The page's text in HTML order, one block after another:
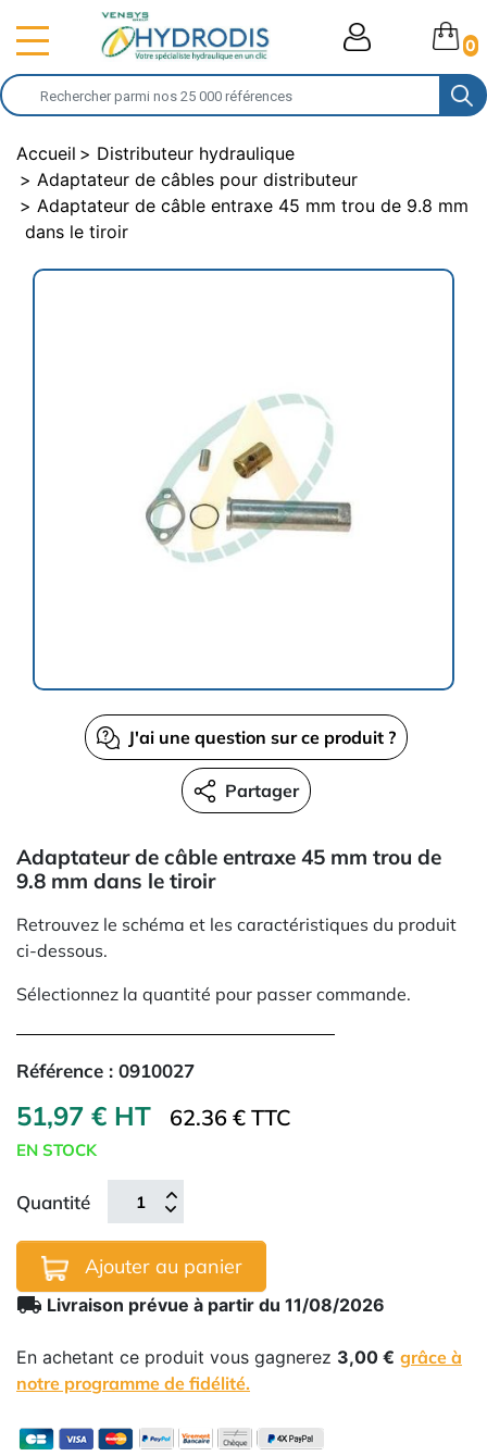
0
Accueil
Distributeur hydraulique
Adaptateur de câbles pour distributeur
Adaptateur de câble entraxe 45 mm trou de 9.8 mm
dans le tiroir
J'ai une question sur ce produit ?
Partager
Adaptateur de câble entraxe 45 mm trou de
9.8 mm dans le tiroir
Retrouvez le schéma et les caractéristiques du produit
ci-dessous.
Sélectionnez la quantité pour passer commande.
Référence : 0910027
51,97 € HT 62.36 € TTC
EN STOCK
Quantité
Ajouter au panier
local_shipping Livraison prévue à partir du 11/08/2026
En achetant ce produit vous gagnerez 3,00 € grâce à
notre programme de fidélité.